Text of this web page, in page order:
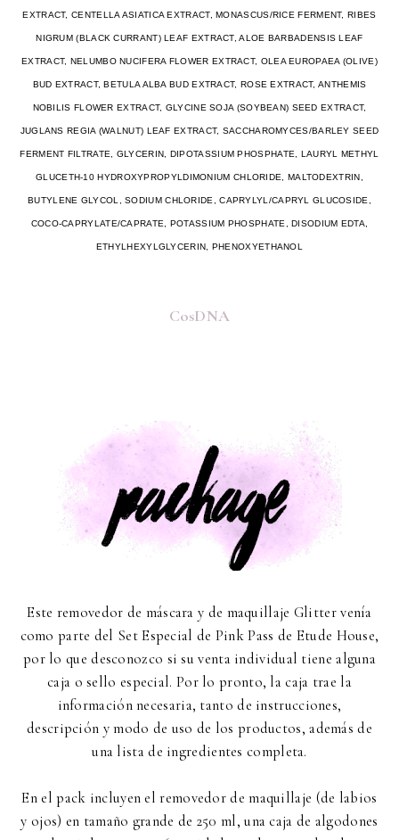
EXTRACT, CENTELLA ASIATICA EXTRACT, MONASCUS/RICE FERMENT, RIBES
NIGRUM (BLACK CURRANT) LEAF EXTRACT, ALOE BARBADENSIS LEAF
EXTRACT, NELUMBO NUCIFERA FLOWER EXTRACT, OLEA EUROPAEA (OLIVE)
BUD EXTRACT, BETULA ALBA BUD EXTRACT, ROSE EXTRACT, ANTHEMIS
NOBILIS FLOWER EXTRACT, GLYCINE SOJA (SOYBEAN) SEED EXTRACT,
JUGLANS REGIA (WALNUT) LEAF EXTRACT, SACCHAROMYCES/BARLEY SEED
FERMENT FILTRATE, GLYCERIN, DIPOTASSIUM PHOSPHATE, LAURYL METHYL
GLUCETH-10 HYDROXYPROPYLDIMONIUM CHLORIDE, MALTODEXTRIN,
BUTYLENE GLYCOL, SODIUM CHLORIDE, CAPRYLYL/CAPRYL GLUCOSIDE,
COCO-CAPRYLATE/CAPRATE, POTASSIUM PHOSPHATE, DISODIUM EDTA,
ETHYLHEXYLGLYCERIN, PHENOXYETHANOL
CosDNA
Este removedor de máscara y de maquillaje Glitter venía
como parte del Set Especial de Pink Pass de Etude House,
por lo que desconozco si su venta individual tiene alguna
caja o sello especial. Por lo pronto, la caja trae la
información necesaria, tanto de instrucciones,
descripción y modo de uso de los productos, además de
una lista de ingredientes completa.
En el pack incluyen el removedor de maquillaje (de labios
y ojos) en tamaño grande de 250 ml, una caja de algodones